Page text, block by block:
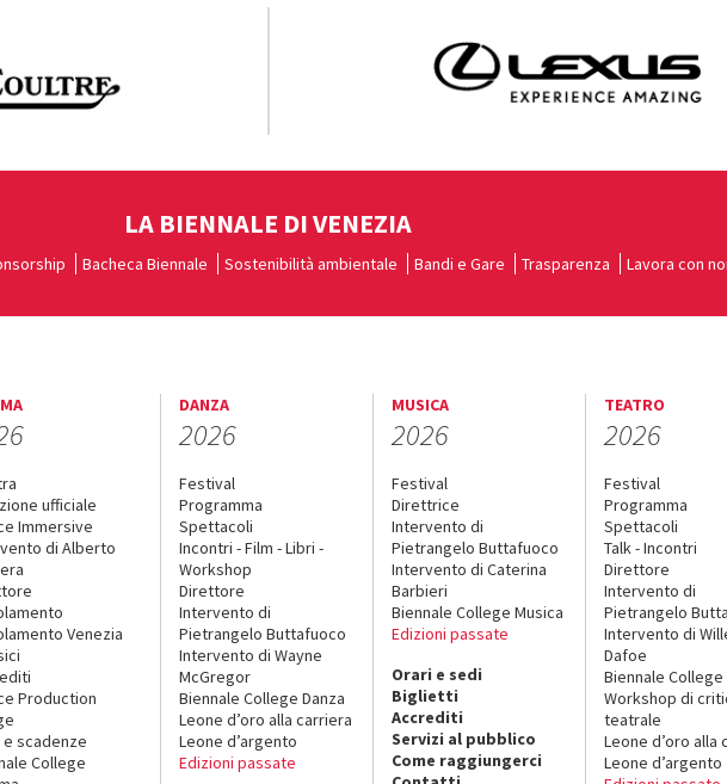
LA BIENNALE DI VENEZIA
Bacheca Biennale Sostenibilità ambientale Bandi e Gare Trasparenza Lavora con noi
ufficiale
Immersive
di Alberto
Venezia
Production
e scadenze
College
DANZA
2026
Festival
Programma
Spettacoli
Incontri - Film - Libri -
Workshop
Direttore
Intervento di
Pietrangelo Buttafuoco
Intervento di Wayne
McGregor
Biennale College Danza
Leone d’oro alla carriera
Leone d’argento
Edizioni passate
MUSICA
2026
Festival
Direttrice
Intervento di
Pietrangelo Buttafuoco
Intervento di Caterina
Barbieri
Biennale College Musica
Edizioni passate
Orari e sedi
Biglietti
Accrediti
Servizi al pubblico
Come raggiungerci
TEATRO
2026
Festival
Programma
Spettacoli
Talk - Incontri
Direttore
Intervento di
Pietrangelo
Intervento di
Dafoe
Biennale College
Workshop di
teatrale
Leone d’oro alla
Leone d’argento